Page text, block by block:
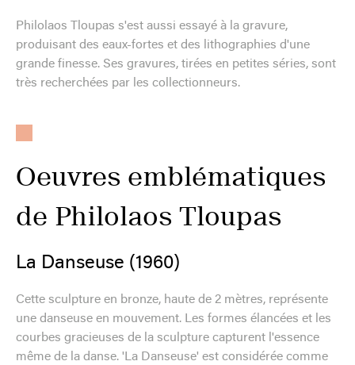
Philolaos Tloupas s'est aussi essayé à la gravure,
produisant des eaux-fortes et des lithographies d'une
grande finesse. Ses gravures, tirées en petites séries, sont
très recherchées par les collectionneurs.
Oeuvres emblématiques
de Philolaos Tloupas
La Danseuse (1960)
Cette sculpture en bronze, haute de 2 mètres, représente
une danseuse en mouvement. Les formes élancées et les
courbes gracieuses de la sculpture capturent l'essence
même de la danse. 'La Danseuse' est considérée comme